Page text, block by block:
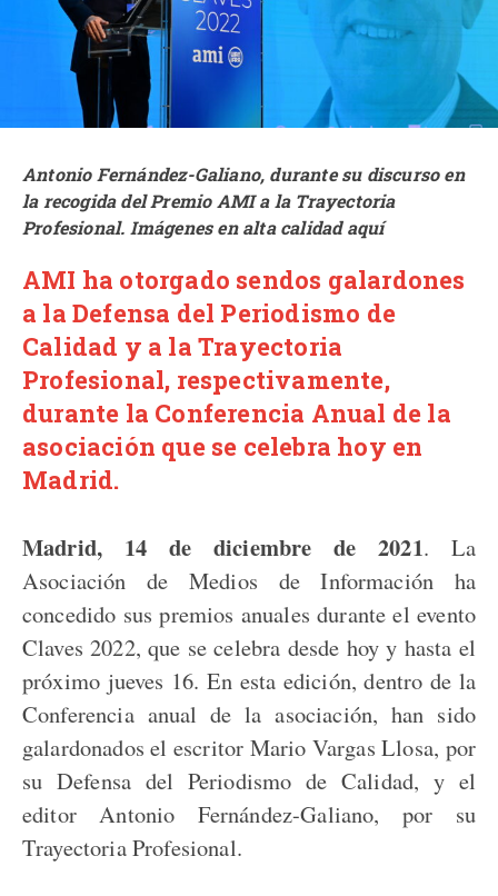
Antonio Fernández-Galiano, durante su discurso en
la recogida del Premio AMI a la Trayectoria
Profesional. Imágenes en alta calidadaquí
AMI ha otorgado sendos galardones
a la Defensa del Periodismo de
Calidad y a la Trayectoria
Profesional, respectivamente,
durante la Conferencia Anual de la
asociación que se celebra hoy en
Madrid.
Madrid, 14 de diciembre de 2021. La
Asociación de Medios de Información ha
concedido sus premios anuales durante el evento
Claves 2022, que se celebra desde hoy y hasta el
próximo jueves 16. En esta edición, dentro de la
Conferencia anual de la asociación, han sido
galardonados el escritor Mario Vargas Llosa, por
su Defensa del Periodismo de Calidad, y el
editor Antonio Fernández-Galiano, por su
Trayectoria Profesional.